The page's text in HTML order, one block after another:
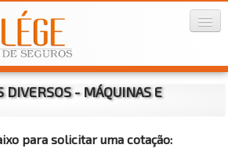
DIVERSOS - MÁQUINAS E
para solicitar uma cotação: